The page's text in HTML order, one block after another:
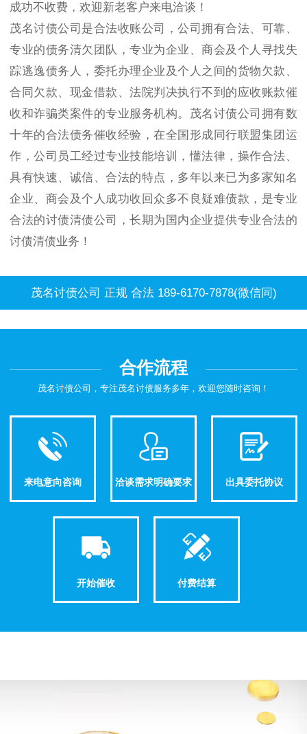
成功不收费，欢迎新老客户来电洽谈！
茂名讨债公司是合法收账公司，公司拥有合法、可靠、
专业的债务清欠团队，专业为企业、商会及个人寻找失
踪逃逸债务人，委托办理企业及个人之间的货物欠款、
合同欠款、现金借款、法院判决执行不到的应收账款催
收和诈骗类案件的专业服务机构。茂名讨债公司拥有数
十年的合法债务催收经验，在全国形成同行联盟集团运
作，公司员工经过专业技能培训，懂法律，操作合法、
具有快速、诚信、合法的特点，多年以来已为多家知名
企业、商会及个人成功收回众多不良疑难债款，是专业
合法的讨债清债公司，长期为国内企业提供专业合法的
讨债清债业务！
茂名讨债公司 正规 合法 189-6170-7878(微信同)
合作流程
茂名讨债公司，专注茂名讨债服务多年，欢迎您随时咨询！
来电意向咨询 洽谈需求明确要求 出具委托协议
开始催收 付费结算